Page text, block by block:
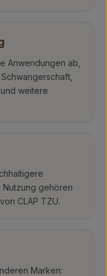
Anwendungen ab,
weitere
gehören
CLAP TZU.
Marken: